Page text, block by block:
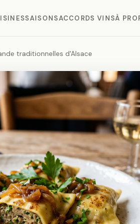
SAISONSACCORDS VINSÀ
traditionnelles d'Alsace